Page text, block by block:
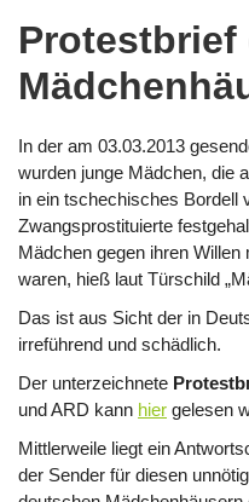
Protestbrief
In der am 03.03.2013
wurden junge Mädchen, die
in ein tschechisches Bordell
Zwangsprostituierte
Mädchen gegen ihren
waren, hieß laut Türschild
Das ist aus Sicht der in
irreführend und schädlich.
Der unterzeichnete
und ARD kann hier gelesen
Mittlerweile liegt ein
der Sender für diesen